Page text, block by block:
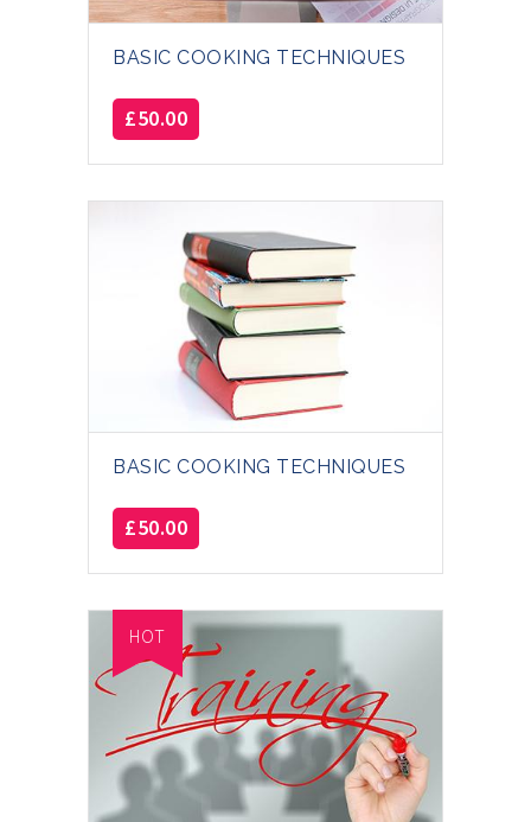
BASIC COOKING TECHNIQUES
£50.00
BASIC COOKING TECHNIQUES
£50.00
HOT